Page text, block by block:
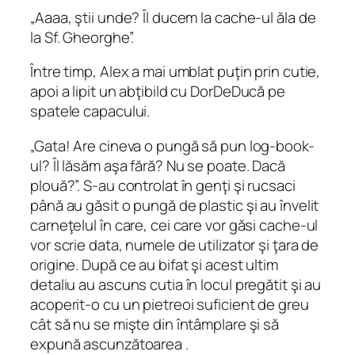
„Aaaa, ştii unde? Îl ducem la cache-ul ăla de
la Sf. Gheorghe”.
Între timp, Alex a mai umblat puţin prin cutie,
apoi a lipit un abţibild cu DorDeDucă pe
spatele capacului.
„Gata! Are cineva o pungă să pun log-book-
ul? Îl lăsăm aşa fără? Nu se poate. Dacă
plouă?”. S-au controlat în genţi şi rucsaci
până au găsit o pungă de plastic şi au învelit
carneţelul în care, cei care vor găsi cache-ul
vor scrie data, numele de utilizator şi ţara de
origine. După ce au bifat şi acest ultim
detaliu au ascuns cutia în locul pregătit şi au
acoperit-o cu un pietreoi suficient de greu
cât să nu se mişte din întâmplare şi să
expună ascunzătoarea .